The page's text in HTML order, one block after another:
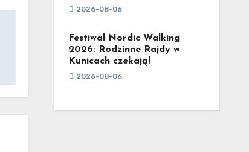
2026-08-06
Festiwal Nordic Walking
2026: Rodzinne Rajdy w
Kunicach czekają!
2026-08-06